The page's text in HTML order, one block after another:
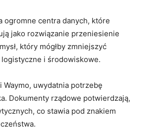
ogromne centra danych, które
jako rozwiązanie przeniesienie
który mógłby zmniejszyć
i środowiskowe.
uwydatnia potrzebę
Dokumenty rządowe potwierdzają,
co stawia pod znakiem